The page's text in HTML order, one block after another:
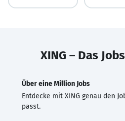
XING – Das
Über eine Million Jobs
Entdecke mit XING genau den
passt.